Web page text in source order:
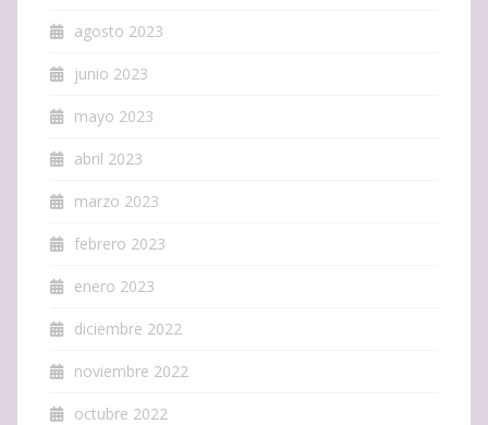
agosto 2023
junio 2023
mayo 2023
abril 2023
marzo 2023
febrero 2023
enero 2023
diciembre 2022
noviembre 2022
octubre 2022